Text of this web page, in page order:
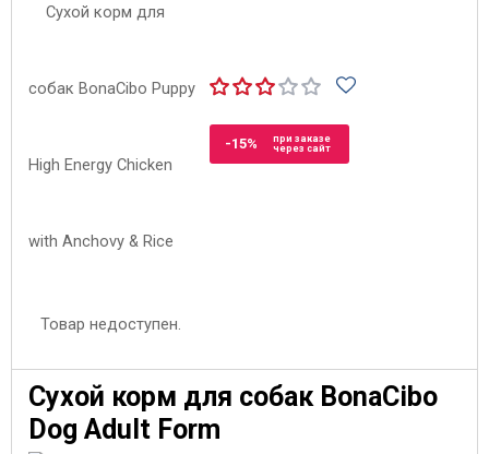
-15%
при заказе
через сайт
Товар недоступен.
Сухой корм для собак BonaCibo
Dog Adult Form